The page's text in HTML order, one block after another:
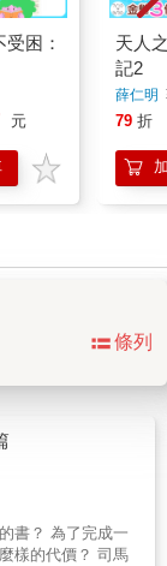
困：
元
天人
記2
薛仁明
79 折
條列
了完成一
的代價？ 司馬